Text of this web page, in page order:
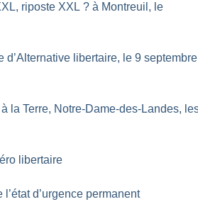
riposte XXL ? à Montreuil, le
d’Alternative libertaire, le 9 septembre
la Terre, Notre-Dame-des-Landes,
libertaire
l’état d’urgence permanent